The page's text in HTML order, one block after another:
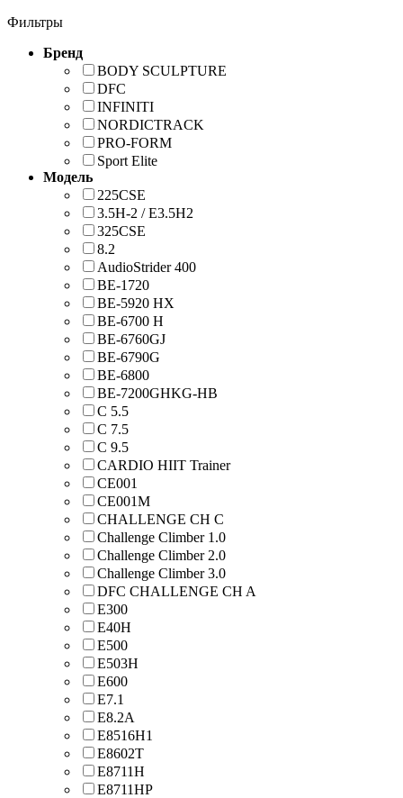
Фильтры
Бренд
BODY SCULPTURE
DFC
INFINITI
NORDICTRACK
PRO-FORM
Sport Elite
Модель
225CSE
3.5H-2 / E3.5H2
325CSE
8.2
AudioStrider 400
BE-1720
BE-5920 HХ
BE-6700 H
BE-6760GJ
BE-6790G
BE-6800
BE-7200GHKG-HB
C 5.5
C 7.5
C 9.5
CARDIO HIIT Trainer
CE001
CE001M
CHALLENGE CH С
Challenge Climber 1.0
Challenge Climber 2.0
Challenge Climber 3.0
DFC CHALLENGE CH A
E300
E40H
E500
E503H
E600
E7.1
E8.2A
E8516H1
E8602T
E8711H
E8711HP